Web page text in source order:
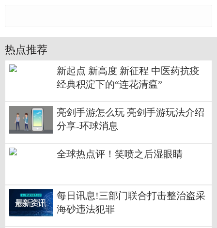
热点推荐
新起点 新高度 新征程 中医药抗疫
经典积淀下的“连花清瘟”
亮剑手游怎么玩 亮剑手游玩法介绍
分享-环球消息
全球热点评！笑喷之后湿眼睛
每日讯息!三部门联合打击整治盗采
海砂违法犯罪